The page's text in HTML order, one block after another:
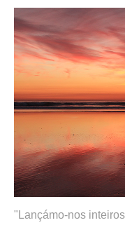
Lançámo-nos